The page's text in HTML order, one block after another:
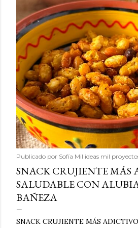
Publicado por Sofía Mil ideas mil
SNACK CRUJIENTE MÁS
SALUDABLE CON
BAÑEZA
SNACK CRUJIENTE MÁS